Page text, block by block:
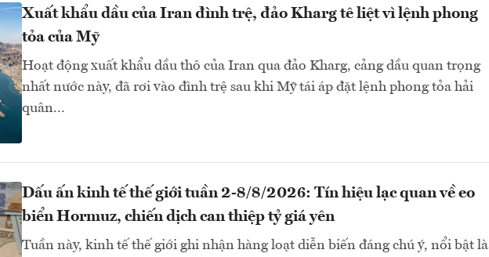
Xuất khẩu dầu của Iran đình trệ, đảo Kharg tê liệt vì lệnh phong
tỏa của Mỹ
Hoạt động xuất khẩu dầu thô của Iran qua đảo Kharg, cảng dầu quan trọng
nhất nước này, đã rơi vào đình trệ sau khi Mỹ tái áp đặt lệnh phong tỏa hải
quân...
Dấu ấn kinh tế thế giới tuần 2-8/8/2026: Tín hiệu lạc quan về eo
biển Hormuz, chiến dịch can thiệp tỷ giá yên
Tuần này, kinh tế thế giới ghi nhận hàng loạt diễn biến đáng chú ý, nổi bật là